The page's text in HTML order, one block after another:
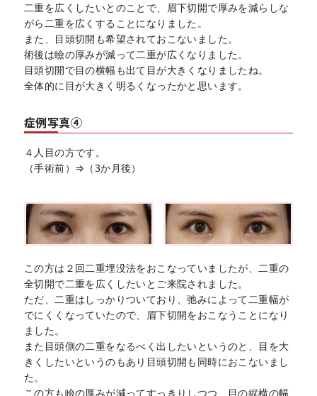
二重を広くしたいとのことで、眉下切開で厚みを減らしな
がら二重を広くすることになりました。
また、目頭切開も希望されておこないました。
術後は瞼の厚みが減って二重が広くなりました。
目頭切開で目の横幅も出て目が大きくなりましたね。
全体的に目が大きく明るくなったかと思います。
症例写真④
４人目の方です。
（手術前）⇒（3か月後）
この方は２回二重埋没法をおこなっていましたが、二重の
全切開で二重を広くしたいとご来院されました。
ただ、二重はしっかりついており、弛みによって二重幅が
でにくくなっていたので、眉下切開をおこなうことになり
ました。
また目頭側の二重をなるべく出したいというのと、目を大
きくしたいというのもあり目頭切開も同時におこないまし
た。
この方も瞼の厚みが減ってすっきりしつつ、目の縦横の幅